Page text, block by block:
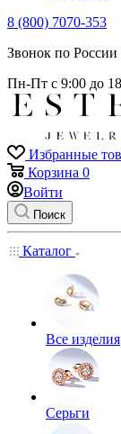
8 (800) 7070-353
Звонок по России
Пн-Пт с 9:00 до
Избранные
Корзина 0
Войти
Поиск
Каталог
Все изделия
Серьги